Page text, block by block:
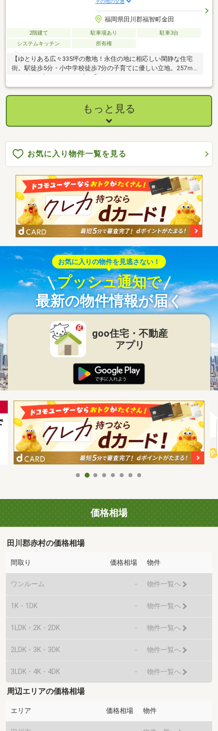
その他の交通
福岡県田川郡福智町金田
2階建て 駐車場あり
駐車3台
システムキッチン
所有権
【ゆとりある広々335坪の敷地！永住の地に相応しい閑静な住宅
街。駅徒歩5分・小中学校徒歩7分の子育てに優しい立地。257ｍ
もっと見る
お気に入り物件一覧を見る
お気に入りの物件を見逃さない！
プッシュ通知で
最新の物件情報が届く
goo住宅・不動産
アプリ
価格相場
田川郡赤村の価格相場
間取り 価格相場 物件
ワンルーム - 物件一覧へ
1K・1DK - 物件一覧へ
1LDK・2K・2DK - 物件一覧へ
2LDK・3K・3DK - 物件一覧へ
3LDK・4K・4DK - 物件一覧へ
周辺エリアの価格相場
エリア 価格相場 物件